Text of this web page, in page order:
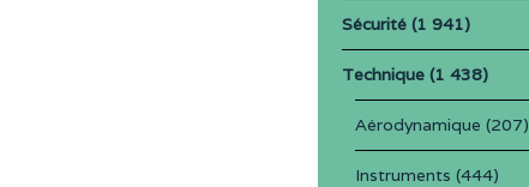
Sécurité(1 941)
Technique(1 438)
Aérodynamique (207)
Instruments (444)